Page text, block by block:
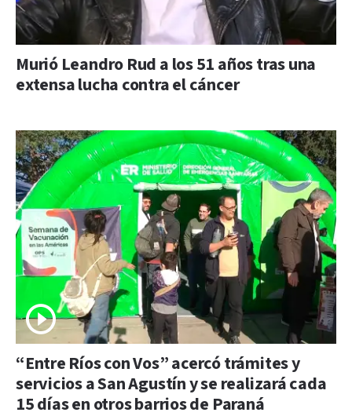
Murió Leandro Rud a los 51 años tras una
extensa lucha contra el cáncer
“Entre Ríos con Vos” acercó trámites y
servicios a San Agustín y se realizará cada
15 días en otros barrios de Paraná